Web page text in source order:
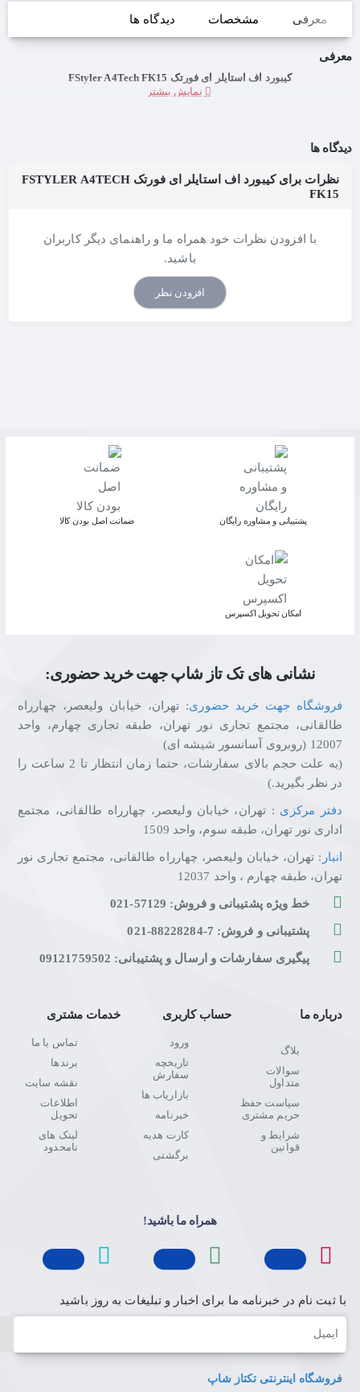
معرفی مشخصات دیدگاه ها
معرفی
کیبورد اف استایلر ای فورتک FStyler A4Tech FK15
دیدگاه ها
نظرات برای کیبورد اف استایلر ای فورتک FSTYLER A4TECH
FK15
با افزودن نظرات خود همراه ما و راهنمای دیگر کاربران
باشید.
افزودن نظر
پشتیبانی و مشاوره رایگان ﺿﻤﺎﻧﺖ اﺻﻞ ﺑﻮدن ﮐﺎﻟﺎ
اﻣﮑﺎن ﺗﺤﻮﯾﻞ اﮐﺴﭙﺮس
نشانی های تک تاز شاپ جهت خرید حضوری:
فروشگاه جهت خرید حضوری: تهران، خیابان ولیعصر، چهارراه
طالقانی، مجتمع تجاری نور تهران، طبقه تجاری چهارم، واحد
12007 (روبروی آسانسور شیشه ای)
(به علت حجم بالای سفارشات، حتما زمان انتظار تا 2 ساعت را
در نظر بگیرید.)
دفتر مرکزی : تهران، خیابان ولیعصر، چهارراه طالقانی، مجتمع
اداری نور تهران، طبقه سوم، واحد 1509
انبار : تهران، خیابان ولیعصر، چهارراه طالقانی، مجتمع تجاری نور
تهران، طبقه چهارم ، واحد 12037
خط ویژه پشتیبانی و فروش: 57129-021
پشتیبانی و فروش: 7-88228284-021
پیگیری سفارشات و ارسال و پشتیبانی: 09121759502
درباره ما
بلاگ
سوالات
متداول
سیاست حفظ
حریم مشتری
شرایط و
قوانین
حساب کاربری
ورود
تاریخچه
سفارش
بازاریاب ها
خبرنامه
کارت هدیه
برگشتی
خدمات مشتری
تماس با ما
برندها
نقشه سایت
اطلاعات
تحویل
لینک های
نامحدود
همراه ما باشید!
با ثبت نام در خبرنامه ما برای اخبار و تبلیغات به روز باشید
ایمیل
فروشگاه اینترنتی تکتاز شاپ